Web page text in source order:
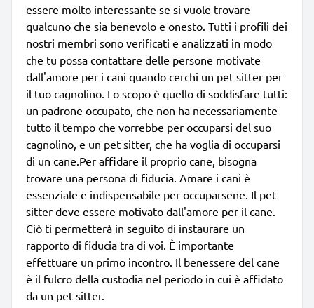
essere molto interessante se si vuole trovare
qualcuno che sia benevolo e onesto. Tutti i profili dei
nostri membri sono verificati e analizzati in modo
che tu possa contattare delle persone motivate
dall'amore per i cani quando cerchi un pet sitter per
il tuo cagnolino. Lo scopo è quello di soddisfare tutti:
un padrone occupato, che non ha necessariamente
tutto il tempo che vorrebbe per occuparsi del suo
cagnolino, e un pet sitter, che ha voglia di occuparsi
di un cane.Per affidare il proprio cane, bisogna
trovare una persona di fiducia. Amare i cani è
essenziale e indispensabile per occuparsene. Il pet
sitter deve essere motivato dall'amore per il cane.
Ciò ti permetterà in seguito di instaurare un
rapporto di fiducia tra di voi. È importante
effettuare un primo incontro. Il benessere del cane
è il fulcro della custodia nel periodo in cui è affidato
da un pet sitter.